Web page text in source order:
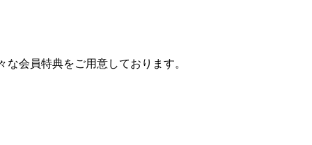
会員特典をご用意しております。